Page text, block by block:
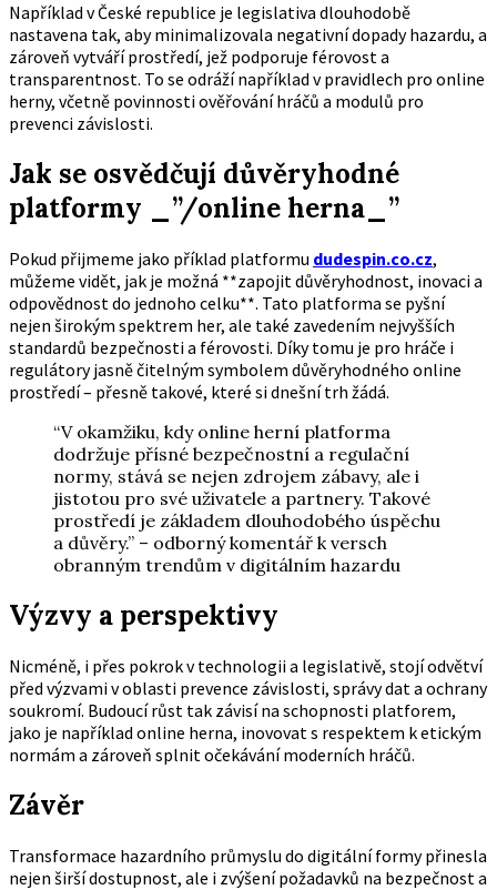
Například v České republice je legislativa dlouhodobě
nastavena tak, aby minimalizovala negativní dopady hazardu, a
zároveň vytváří prostředí, jež podporuje férovost a
transparentnost. To se odráží například v pravidlech pro online
herny, včetně povinnosti ověřování hráčů a modulů pro
prevenci závislosti.
Jak se osvědčují důvěryhodné
platformy _”/online herna_”
Pokud přijmeme jako příklad platformu dudespin.co.cz,
můžeme vidět, jak je možná **zapojit důvěryhodnost, inovaci a
odpovědnost do jednoho celku**. Tato platforma se pyšní
nejen širokým spektrem her, ale také zavedením nejvyšších
standardů bezpečnosti a férovosti. Díky tomu je pro hráče i
regulátory jasně čitelným symbolem důvěryhodného online
prostředí – přesně takové, které si dnešní trh žádá.
“V okamžiku, kdy online herní platforma
dodržuje přísné bezpečnostní a regulační
normy, stává se nejen zdrojem zábavy, ale i
jistotou pro své uživatele a partnery. Takové
prostředí je základem dlouhodobého úspěchu
a důvěry.” – odborný komentář k versch
obranným trendům v digitálním hazardu
Výzvy a perspektivy
Nicméně, i přes pokrok v technologii a legislativě, stojí odvětví
před výzvami v oblasti prevence závislosti, správy dat a ochrany
soukromí. Budoucí růst tak závisí na schopnosti platforem,
jako je například online herna, inovovat s respektem k etickým
normám a zároveň splnit očekávání moderních hráčů.
Závěr
Transformace hazardního průmyslu do digitální formy přinesla
nejen širší dostupnost, ale i zvýšení požadavků na bezpečnost a